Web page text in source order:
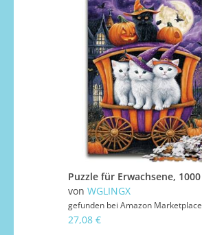
von WGLINGX
gefunden bei Amazon Marketplace
27,08 €